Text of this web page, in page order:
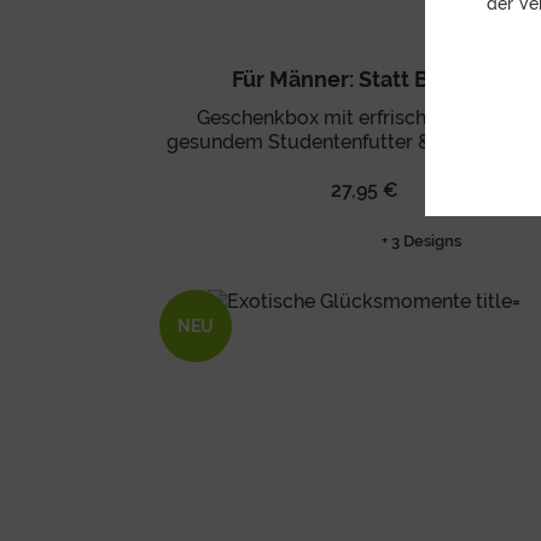
Für Männer: Statt Blumen
Geschenkbox mit erfrischendem Bier,
gesundem Studentenfutter & frischem
27,95 €
+ 3 Designs
NEU